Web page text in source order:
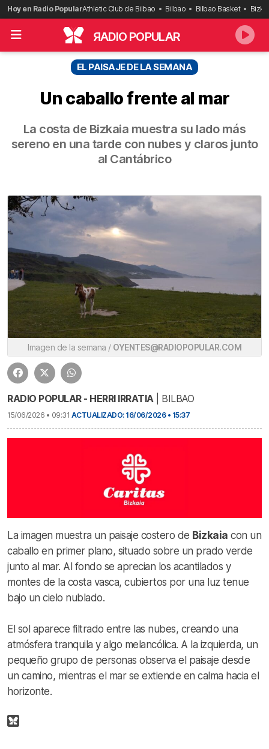
Saltar
al
contenido
Hoy en Radio PopularAthletic Club de Bilbao Bilbao Bilbao Basket
RADIO POPULAR
EL PAISAJE DE LA SEMANA
Un caballo frente al mar
La costa de Bizkaia muestra su lado más
sereno en una tarde con nubes y claros junto
al Cantábrico
Imagen de la semana / OYENTES@RADIOPOPULAR.COM
RADIO POPULAR - HERRI IRRATIA| BILBAO
15/06/2026 • 09:31 ACTUALIZADO: 16/06/2026 • 15:37
La imagen muestra un paisaje costero de Bizkaia con un
caballo en primer plano, situado sobre un prado verde
junto al mar. Al fondo se aprecian los acantilados y
montes de la costa vasca, cubiertos por una luz tenue
bajo un cielo nublado.
El sol aparece filtrado entre las nubes, creando una
atmósfera tranquila y algo melancólica. A la izquierda, un
pequeño grupo de personas observa el paisaje desde
un camino, mientras el mar se extiende en calma hacia el
horizonte.